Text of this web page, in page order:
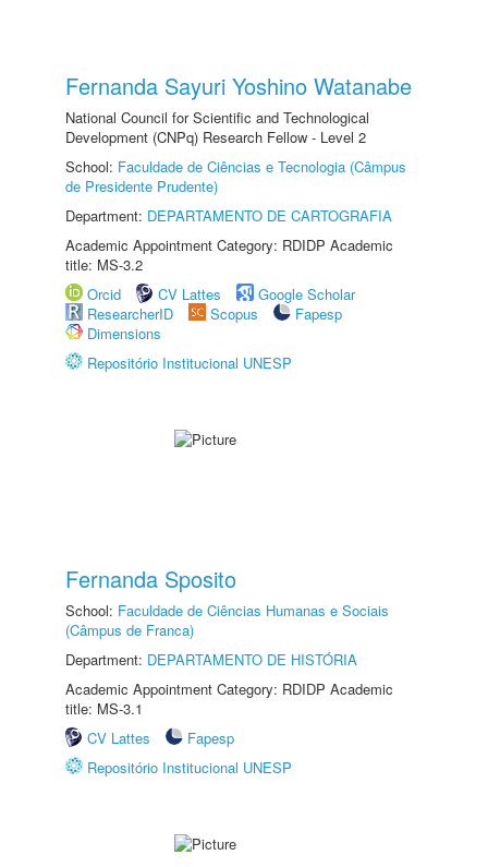
Fernanda Sayuri Yoshino Watanabe
National Council for Scientific and Technological
Development (CNPq) Research Fellow - Level 2
School: Faculdade de Ciências e Tecnologia (Câmpus
de Presidente Prudente)
Department: DEPARTAMENTO DE CARTOGRAFIA
Academic Appointment Category: RDIDP Academic
title: MS-3.2
Orcid
CV Lattes
Google Scholar
ResearcherID
Scopus
Fapesp
Dimensions
Repositório Institucional UNESP
Fernanda Sposito
School: Faculdade de Ciências Humanas e Sociais
(Câmpus de Franca)
Department: DEPARTAMENTO DE HISTÓRIA
Academic Appointment Category: RDIDP Academic
title: MS-3.1
CV Lattes
Fapesp
Repositório Institucional UNESP